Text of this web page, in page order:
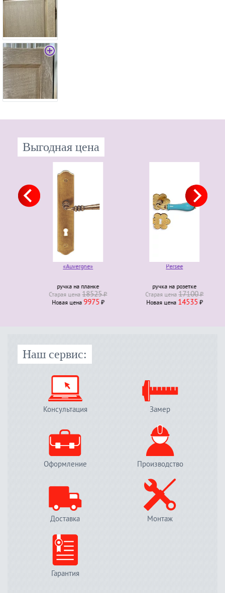
Выгодная цена
«Auvergne»
ручка на планке
Старая ценa18525₽
Новая ценa9975₽
Persee
ручка на розетке
Старая ценa17100₽
Новая ценa14535₽
Наш сервис:
Консультация Замер
Оформление Производство
Доставка Монтаж
Гарантия